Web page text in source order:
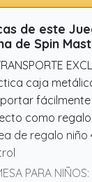
de este
de Spin
caja
fácilmente
como
de regalo niño
PARA